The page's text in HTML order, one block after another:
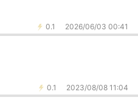
0.1 2026/06/03 00:41
0.1 2023/08/08 11:04